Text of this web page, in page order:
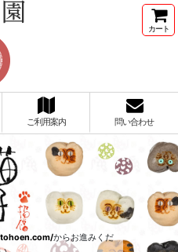
カート
ご利用案内 問い合わせ
からお進みくだ